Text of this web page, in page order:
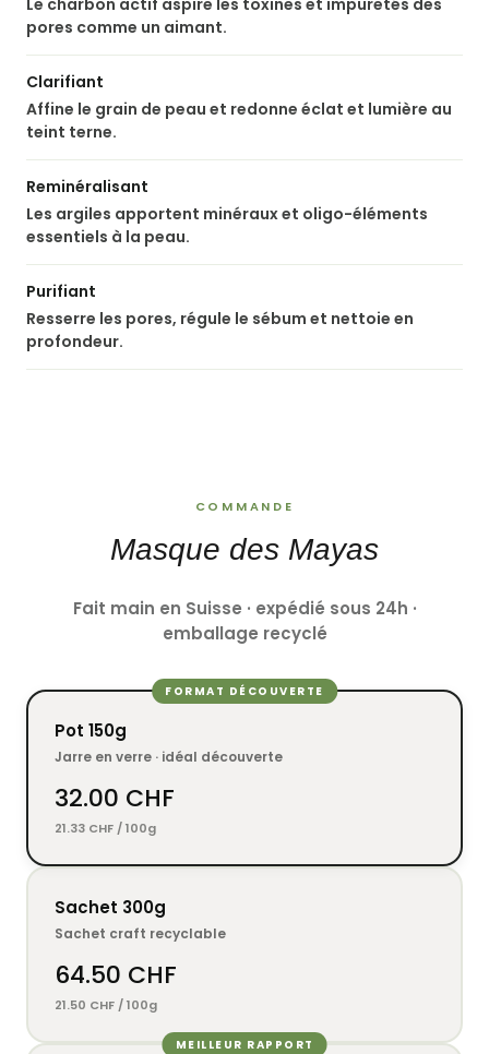
Le charbon actif aspire les toxines et impuretés des
pores comme un aimant.
Clarifiant
Affine le grain de peau et redonne éclat et lumière au
teint terne.
Reminéralisant
Les argiles apportent minéraux et oligo-éléments
essentiels à la peau.
Purifiant
Resserre les pores, régule le sébum et nettoie en
profondeur.
COMMANDE
Masque des Mayas
Fait main en Suisse · expédié sous 24h ·
emballage recyclé
FORMAT DÉCOUVERTE
Pot 150g
Jarre en verre · idéal découverte
32.00 CHF
21.33 CHF / 100g
Sachet 300g
Sachet craft recyclable
64.50 CHF
21.50 CHF / 100g
MEILLEUR RAPPORT